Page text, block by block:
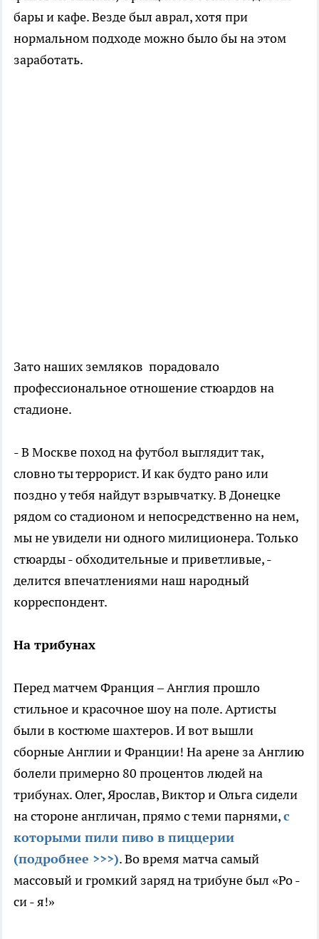
бары и кафе. Везде был аврал, хотя при
нормальном подходе можно было бы на этом
заработать.
Зато наших земляков порадовало
профессиональное отношение стюардов на
стадионе.
- В Москве поход на футбол выглядит так,
словно ты террорист. И как будто рано или
поздно у тебя найдут взрывчатку. В Донецке
рядом со стадионом и непосредственно на нем,
мы не увидели ни одного милиционера. Только
стюарды - обходительные и приветливые, -
делится впечатлениями наш народный
корреспондент.
На трибунах
Перед матчем Франция – Англия прошло
стильное и красочное шоу на поле. Артисты
были в костюме шахтеров. И вот вышли
сборные Англии и Франции! На арене за Англию
болели примерно 80 процентов людей на
трибунах. Олег, Ярослав, Виктор и Ольга сидели
на стороне англичан, прямо с теми парнями,с
которыми пили пиво в пиццерии
(подробнее >>>). Во время матча самый
массовый и громкий заряд на трибуне был «Ро -
си - я!»